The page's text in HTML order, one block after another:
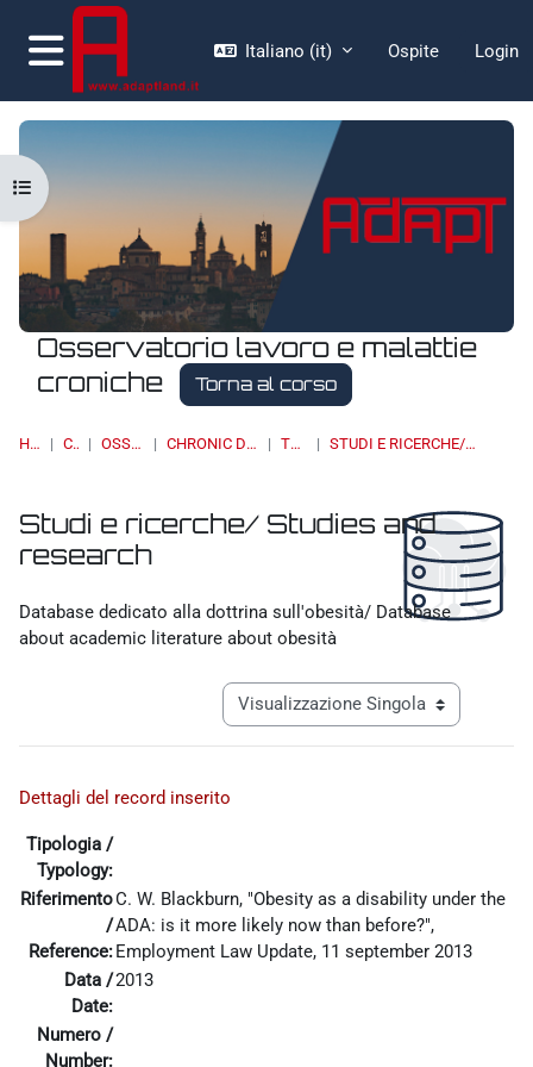
Vai al contenuto principale
Pannello laterale
Italiano ‎(it)‎ Ospite Login
Osservatorio lavoro e malattie
croniche
Torna al corso
HOME CORSI OSSERVATORI CHRONIC DISEASES & WORK TOPIC 17 STUDI E RICERCHE/ STUDIES AND RESEARCH
Apri indice del corso
Studi e ricerche/ Studies and
research
Database dedicato alla dottrina sull'obesità/ Database
about academic literature about obesità
Navigazione terziaria modalità
Dettagli del record inserito
Tipologia /
Typology:
Riferimento
/
Reference:
C. W. Blackburn, "Obesity as a disability under the
ADA: is it more likely now than before?",
Employment Law Update, 11 september 2013
Data /
Date:
2013
Numero /
Number: